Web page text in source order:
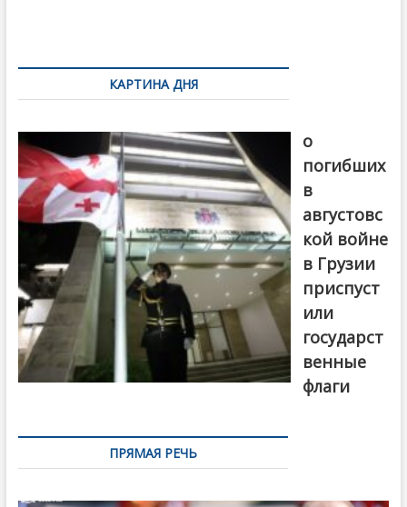
по
записямКАРТИНА ДНЯ
о
погибших
в
августовс
кой войне
в Грузии
приспуст
или
государст
венные
флаги
ПРЯМАЯ РЕЧЬ